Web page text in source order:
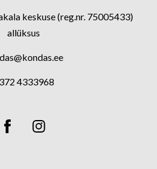
keskuse (reg.nr. 75005433)
allüksus
4333968